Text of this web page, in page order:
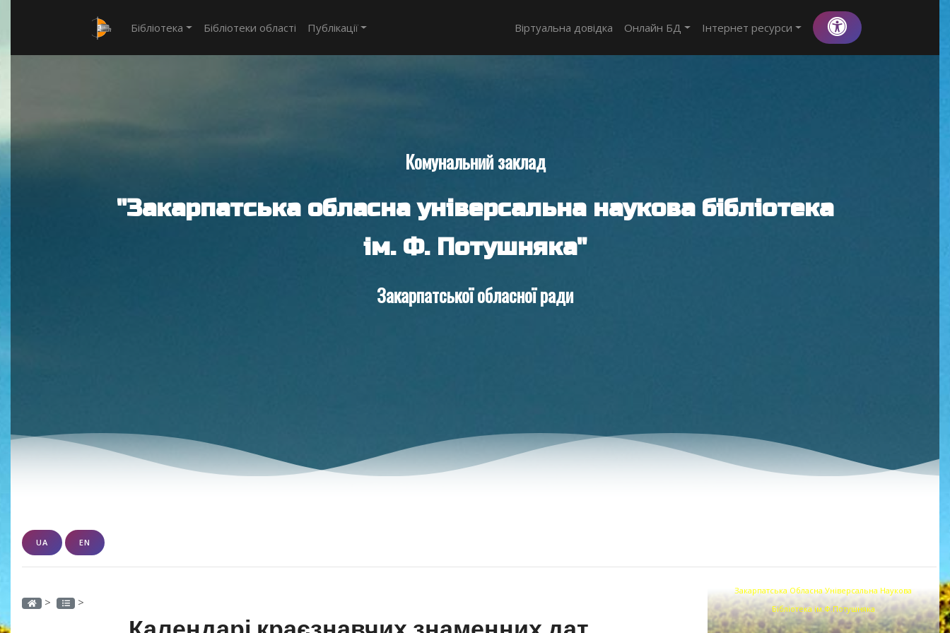
Бібліотека Бібліотеки області Публікації Віртуальна довідка Онлайн БД Інтернет ресурси
Комунальний заклад
"Закарпатська обласна універсальна наукова бібліотека
ім. Ф. Потушняка"
Закарпатської обласної ради
UA EN
> >
Закарпатська Обласна Універсальна Наукова
Бібліотека ім.Ф.Потушняка